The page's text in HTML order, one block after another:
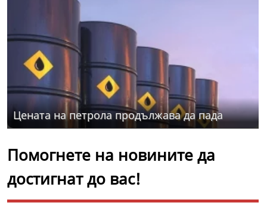
Цената на петрола продължава да пада
Помогнете на новините да
достигнат до вас!